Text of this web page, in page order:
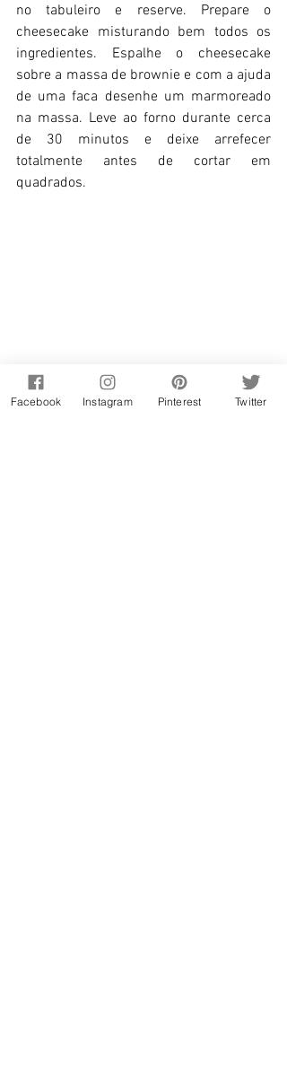
no tabuleiro e reserve. Prepare o
cheesecake misturando bem todos os
ingredientes. Espalhe o cheesecake
sobre a massa de brownie e com a ajuda
de uma faca desenhe um marmoreado
na massa. Leve ao forno durante cerca
de 30 minutos e deixe arrefecer
totalmente antes de cortar em
quadrados.
Facebook Instagram Pinterest Twitter